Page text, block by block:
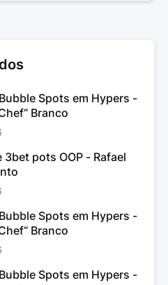
Spots em Hypers -
Branco
3bet pots OOP - Rafael
Spots em Hypers -
Branco
Spots em Hypers -